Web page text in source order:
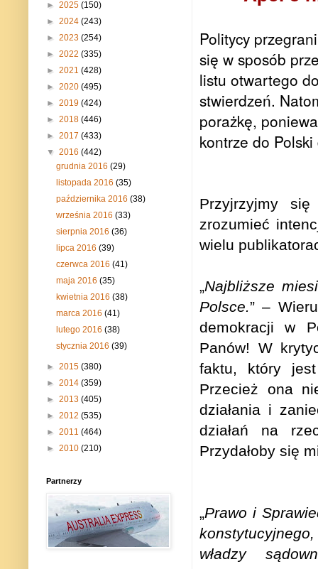
Politycy
się w sposób
listu otwartego
stwierdzeń.
porażkę,
kontrze do
Przyjrzyjmy
zrozumieć
wielu
„Najbliższe
Polsce.” –
demokracji w
Panów! W
faktu, który
Przecież ona
działania i
działań na
Przydałoby się
„Prawo i
władzy
► 2025 (150)
► 2024 (243)
► 2023 (254)
► 2022 (335)
► 2021 (428)
► 2020 (495)
► 2019 (424)
► 2018 (446)
► 2017 (433)
▼ 2016 (442)
grudnia 2016(29)
listopada 2016(35)
października 2016(38)
września 2016(33)
sierpnia 2016(36)
lipca 2016(39)
czerwca 2016(41)
maja 2016(35)
kwietnia 2016(38)
marca 2016(41)
lutego 2016(38)
stycznia 2016(39)
► 2015 (380)
► 2014 (359)
► 2013 (405)
► 2012 (535)
► 2011 (464)
► 2010 (210)
Partnerzy